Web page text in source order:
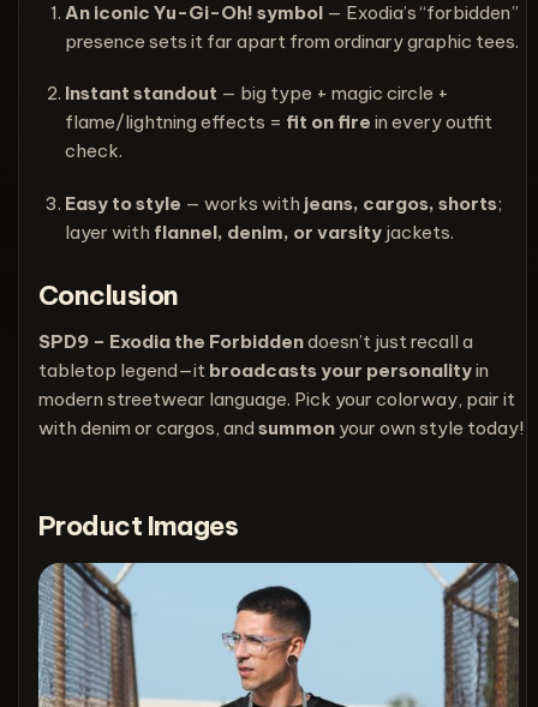
An iconic Yu-Gi-Oh! symbol — Exodia’s “forbidden”
presence sets it far apart from ordinary graphic tees.
Instant standout — big type + magic circle +
flame/lightning effects = fit on fire in every outfit
check.
Easy to style — works with jeans, cargos, shorts;
layer with flannel, denim, or varsity jackets.
Conclusion
SPD9 – Exodia the Forbiddendoesn’t just recall a
tabletop legend—it broadcasts your personalityin
modern streetwear language. Pick your colorway, pair it
with denim or cargos, and summon your own style today!
Product Images